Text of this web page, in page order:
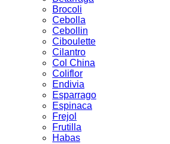
Brocoli
Cebolla
Cebollin
Ciboulette
Cilantro
Col China
Coliflor
Endivia
Esparrago
Espinaca
Frejol
Frutilla
Habas